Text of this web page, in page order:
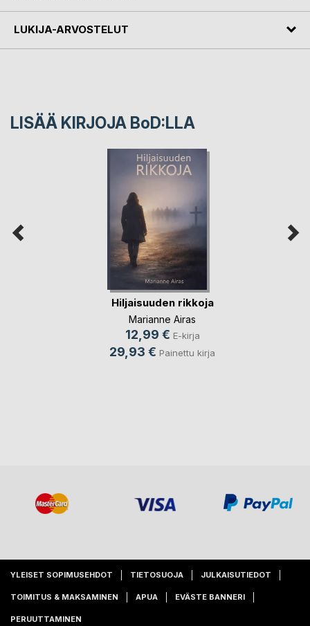
LUKIJA-ARVOSTELUT
LISÄÄ KIRJOJA BoD:LLA
Hiljaisuuden rikkoja
Marianne Airas
12,99 € E-kirja
29,93 € Painettu kirja
YLEISET SOPIMUSEHDOT TIETOSUOJA JULKAISUTIEDOT
TOIMITUS & MAKSAMINEN APUA EVÄSTE BANNERI
PERUUTTAMINEN